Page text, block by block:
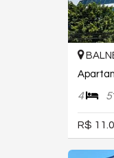
4 5
R$